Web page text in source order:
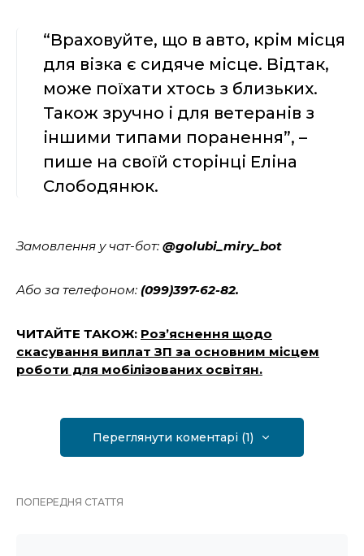
“Враховуйте, що в авто, крім місця
для візка є сидяче місце. Відтак,
може поїхати хтось з близьких.
Також зручно і для ветеранів з
іншими типами поранення”, –
пише на своїй сторінці Еліна
Слободянюк.
Замовлення у чат-бот: @golubi_miry_bot
Або за телефоном: (099)397-62-82.
ЧИТАЙТЕ ТАКОЖ: Роз’яснення щодо
скасування виплат ЗП за основним місцем
роботи для мобілізованих освітян.
Переглянути коментарі (1)
ПОПЕРЕДНЯ СТАТТЯ